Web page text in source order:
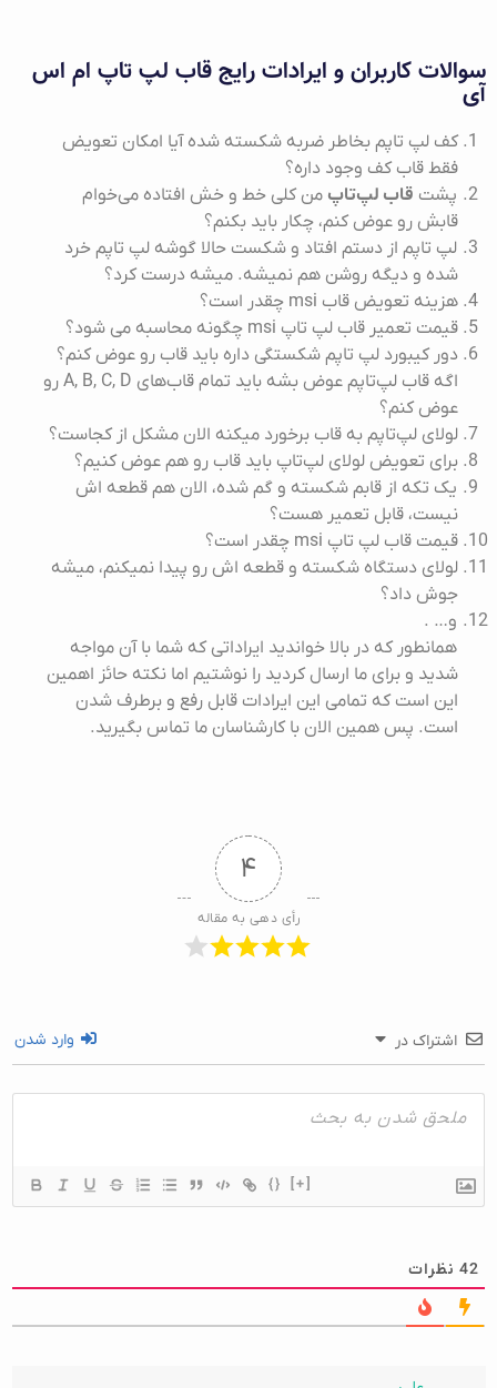
سوالات کاربران و ایرادات رایج قاب لپ‌ تاپ ام اس
آی
کف لپ تاپم بخاطر ضربه شکسته شده آیا امکان تعویض
فقط قاب کف وجود داره؟
پشت قاب لپ‌تاپ من کلی خط و خش افتاده می‌خوام
قابش رو عوض کنم، چکار باید بکنم؟
لپ تاپم از دستم افتاد و شکست حالا گوشه لپ تاپم خرد
شده و دیگه روشن هم نمیشه. میشه درست کرد؟
هزینه تعویض قاب msi چقدر است؟
قیمت تعمیر قاب لپ تاپ msi چگونه محاسبه می شود؟
دور کیبورد لپ تاپم شکستگی داره باید قاب رو عوض کنم؟
اگه قاب لپ‌تاپم عوض بشه باید تمام قاب‌های A, B, C, D رو
عوض کنم؟
لولای لپ‌تاپم به قاب برخورد میکنه الان مشکل از کجاست؟
برای تعویض لولای لپ‌تاپ باید قاب رو هم عوض کنیم؟
یک تکه از قابم شکسته و گم شده، الان هم قطعه اش
نیست، قابل تعمیر هست؟
قیمت قاب لپ تاپ msi چقدر است؟
لولای دستگاه شکسته و قطعه اش رو پیدا نمیکنم، میشه
جوش داد؟
و… .
همانطور که در بالا خواندید ایراداتی که شما با آن مواجه
شدید و برای ما ارسال کردید را نوشتیم اما نکته حائز اهمین
این است که تمامی این ایرادات قابل رفع و برطرف شدن
است. پس همین الان با کارشناسان ما تماس بگیرید.
۴
رأی دهی به مقاله
اشتراک در وارد شدن
{} [+]
42 نظرات